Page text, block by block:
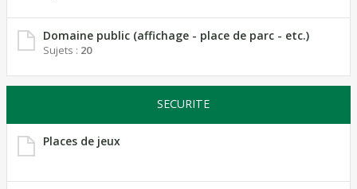
Domaine public (affichage - place de parc - etc.)
Sujets : 20
SECURITE
Places de jeux